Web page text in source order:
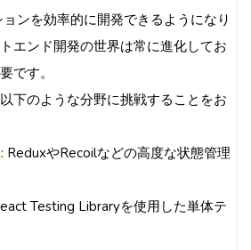
ンを効率的に開発できるようになり
エンド開発の世界は常に進化してお
です。
下のような分野に挑戦することをお
: ReduxやRecoilなどの高度な状態管理
Testing Libraryを使用した単体テ